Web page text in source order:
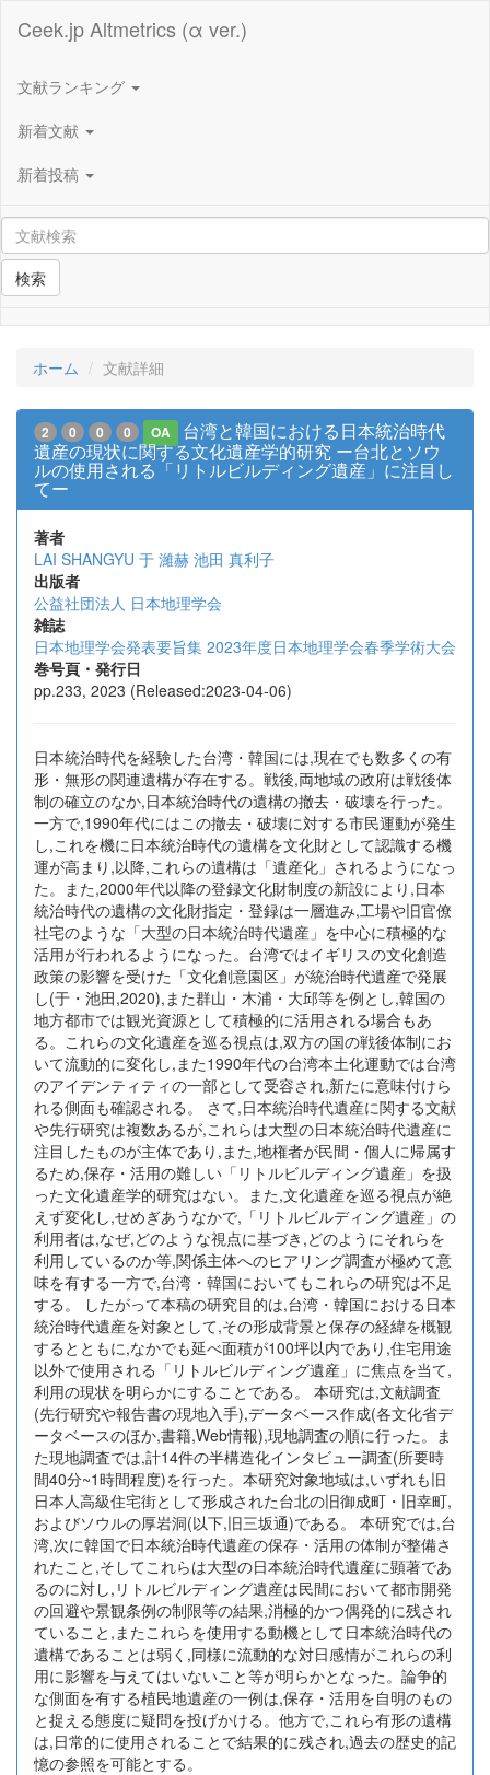
Ceek.jp Altmetrics (α ver.)
文献ランキング
新着文献
新着投稿
検索
ホーム 文献詳細
2 0 0 0 OA
台湾と韓国における日本統治時代
遺産の現状に関する文化遺産学的研究 ー台北とソウ
ルの使用される「リトルビルディング遺産」に注目し
てー
著者
LAI SHANGYU 于 濰赫 池田 真利子
出版者
公益社団法人 日本地理学会
雑誌
日本地理学会発表要旨集 2023年度日本地理学会春季学術大会
巻号頁・発行日
pp.233, 2023 (Released:2023-04-06)
日本統治時代を経験した台湾・韓国には,現在でも数多くの有
形・無形の関連遺構が存在する。戦後,両地域の政府は戦後体
制の確立のなか,日本統治時代の遺構の撤去・破壊を行った。
一方で,1990年代にはこの撤去・破壊に対する市民運動が発生
し,これを機に日本統治時代の遺構を文化財として認識する機
運が高まり,以降,これらの遺構は「遺産化」されるようになっ
た。また,2000年代以降の登録文化財制度の新設により,日本
統治時代の遺構の文化財指定・登録は一層進み,工場や旧官僚
社宅のような「大型の日本統治時代遺産」を中心に積極的な
活用が行われるようになった。台湾ではイギリスの文化創造
政策の影響を受けた「文化創意園区」が統治時代遺産で発展
し(于・池田,2020),また群山・木浦・大邱等を例とし,韓国の
地方都市では観光資源として積極的に活用される場合もあ
る。これらの文化遺産を巡る視点は,双方の国の戦後体制にお
いて流動的に変化し,また1990年代の台湾本土化運動では台湾
のアイデンティティの一部として受容され,新たに意味付けら
れる側面も確認される。 さて,日本統治時代遺産に関する文献
や先行研究は複数あるが,これらは大型の日本統治時代遺産に
注目したものが主体であり,また,地権者が民間・個人に帰属す
るため,保存・活用の難しい「リトルビルディング遺産」を扱
った文化遺産学的研究はない。また,文化遺産を巡る視点が絶
えず変化し,せめぎあうなかで,「リトルビルディング遺産」の
利用者は,なぜ,どのような視点に基づき,どのようにそれらを
利用しているのか等,関係主体へのヒアリング調査が極めて意
味を有する一方で,台湾・韓国においてもこれらの研究は不足
する。 したがって本稿の研究目的は,台湾・韓国における日本
統治時代遺産を対象として,その形成背景と保存の経緯を概観
するとともに,なかでも延べ面積が100坪以内であり,住宅用途
以外で使用される「リトルビルディング遺産」に焦点を当て,
利用の現状を明らかにすることである。 本研究は,文献調査
(先行研究や報告書の現地入手),データベース作成(各文化省デ
ータベースのほか,書籍,Web情報),現地調査の順に行った。ま
た現地調査では,計14件の半構造化インタビュー調査(所要時
間40分~1時間程度)を行った。本研究対象地域は,いずれも旧
日本人高級住宅街として形成された台北の旧御成町・旧幸町,
およびソウルの厚岩洞(以下,旧三坂通)である。 本研究では,台
湾,次に韓国で日本統治時代遺産の保存・活用の体制が整備さ
れたこと,そしてこれらは大型の日本統治時代遺産に顕著であ
るのに対し,リトルビルディング遺産は民間において都市開発
の回避や景観条例の制限等の結果,消極的かつ偶発的に残され
ていること,またこれらを使用する動機として日本統治時代の
遺構であることは弱く,同様に流動的な対日感情がこれらの利
用に影響を与えてはいないこと等が明らかとなった。論争的
な側面を有する植民地遺産の一例は,保存・活用を自明のもの
と捉える態度に疑問を投げかける。他方で,これら有形の遺構
は,日常的に使用されることで結果的に残され,過去の歴史的記
憶の参照を可能とする。